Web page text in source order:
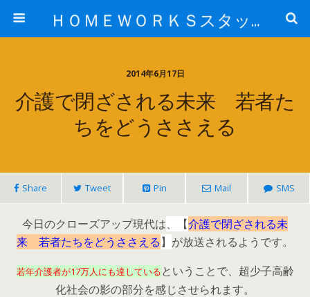
ＨＯＭＥＷＯＲＫＳスタッフ日記ブログ
2014年6月17日
介護で閉ざされる未来 若者た
ちをどうささえる
Share Tweet Pin Mail SMS
今日のクローズアップ現代は、【介護で閉ざされる未
来 若者たちをどうささえる】 が放送されるようです。
若年介護者が17万人にも達しているということで、超少子高齢
化社会の影の部分を感じさせられます。